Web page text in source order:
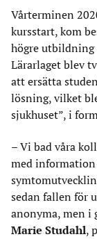
Vårterminen
kursstart, kom
högre utbildning
Lärarlaget blev
att ersätta
lösning, vilket
sjukhuset”, i
– Vi bad våra
med
sedan fallen för
anonyma, men i
Marie Studahl,